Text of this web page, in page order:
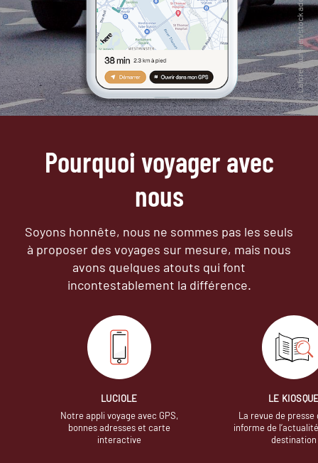
Pourquoi voyager avec
nous
Soyons honnête, nous ne sommes pas les seuls
à proposer des voyages sur mesure, mais nous
avons quelques atouts qui font
incontestablement la différence.
LUCIOLE
Notre appli voyage avec GPS,
bonnes adresses et carte
interactive
LE
La revue de presse
informe de
destination